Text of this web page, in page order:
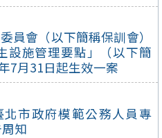
員會（以下簡稱保訓會）
設施管理要點」（以下簡
7月31日起生效一案
市政府模範公務人員專
知